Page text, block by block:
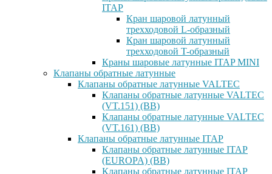
ITAP
Кран шаровой латунный
трехходовой L-образный
Кран шаровой латунный
трехходовой T-образный
Краны шаровые латунные ITAP MINI
Клапаны обратные латунные
Клапаны обратные латунные VALTEC
Клапаны обратные латунные VALTEC
(VT.151) (ВВ)
Клапаны обратные латунные VALTEC
(VT.161) (ВВ)
Клапаны обратные латунные ITAP
Клапаны обратные латунные ITAP
(EUROPA) (ВВ)
Клапаны обратные латунные ITAP